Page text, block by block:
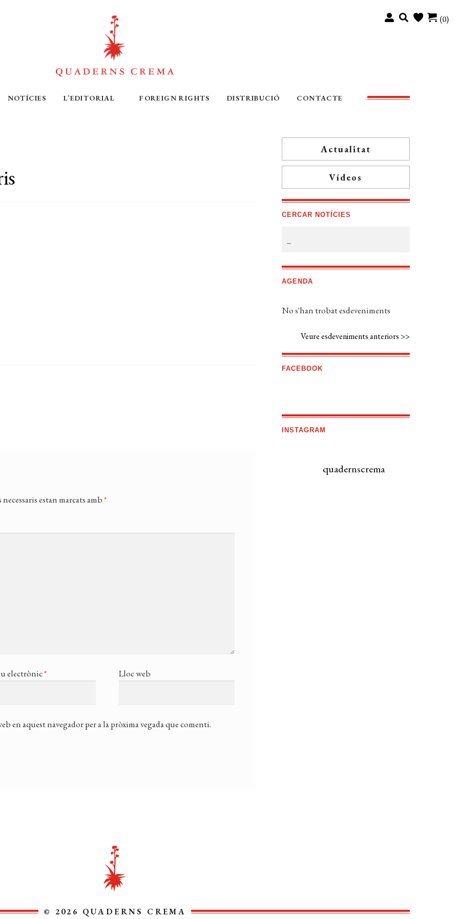
(0)
NOTÍCIES L’EDITORIAL FOREIGN RIGHTS DISTRIBUCIÓ CONTACTE
necessaris estan marcats amb*
electrònic* Lloc web
en aquest navegador per a la pròxima vegada que comenti.
Actualitat
Vídeos
CERCAR NOTÍCIES
AGENDA
No s'han trobat esdeveniments
Veure esdeveniments anteriors >>
FACEBOOK
INSTAGRAM
quadernscrema
© 2026 QUADERNS CREMA